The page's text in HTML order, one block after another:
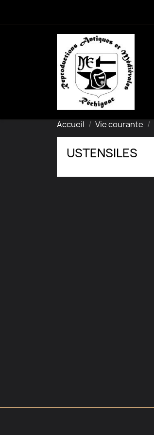
Accueil Vie courante
USTENSILES